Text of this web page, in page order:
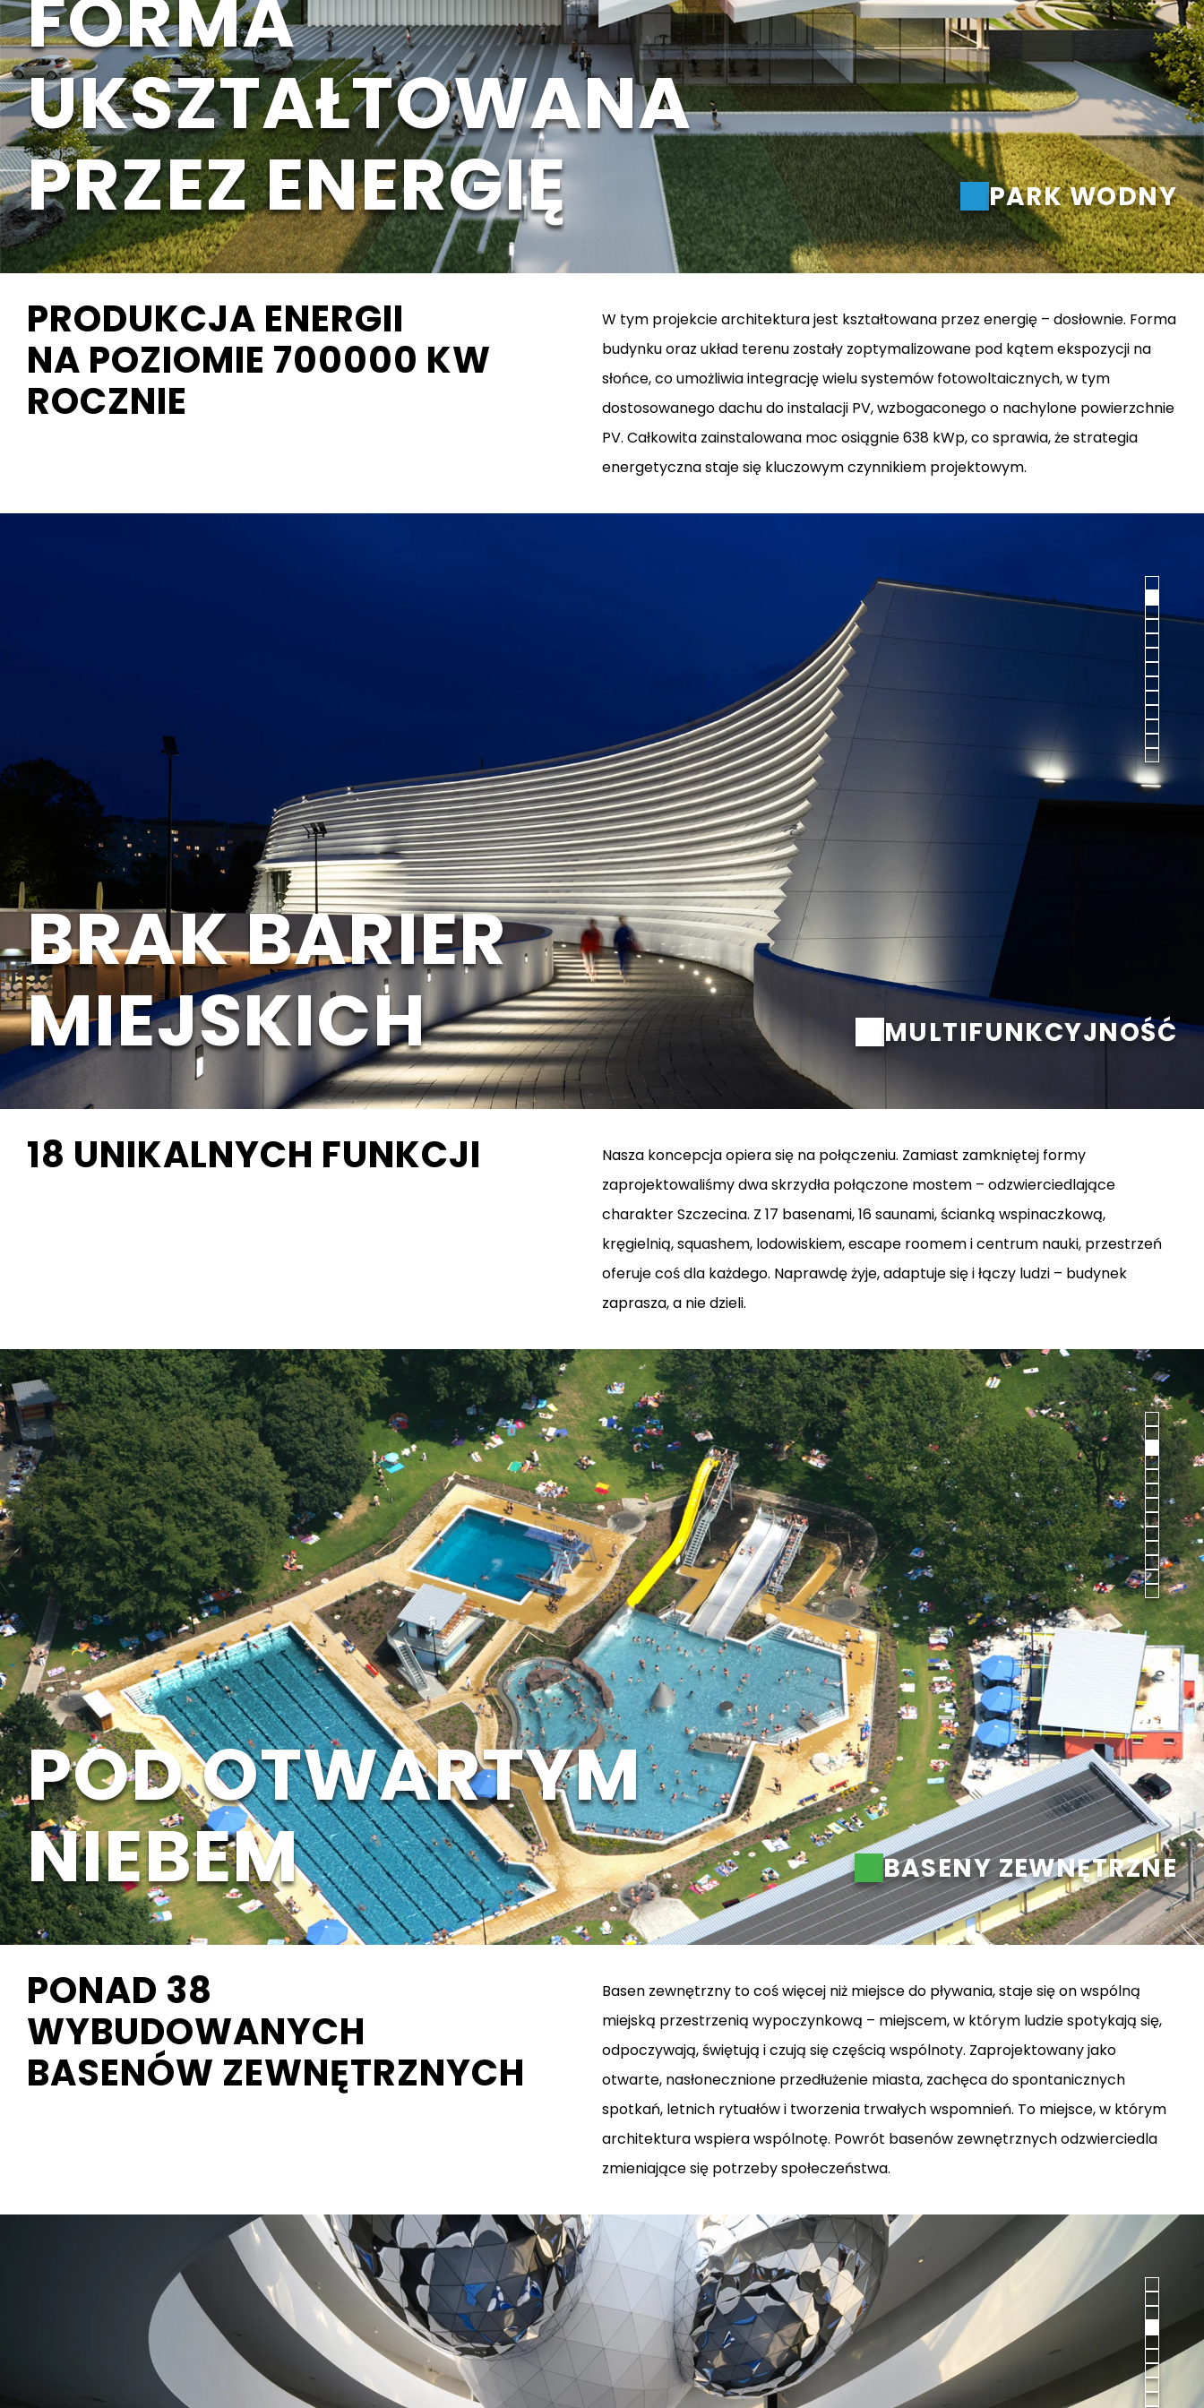
Saunaria, SPA i wellness
PFU i doradztwo
Edukacja
Domy premium
Rewitalizacja
FORMA
UKSZTAŁTOWANA
PRZEZ ENERGIĘ
PARK WODNY
PRODUKCJA ENERGII
NA POZIOMIE 700000 KW
ROCZNIE
W tym projekcie architektura jest kształtowana przez energię – dosłownie. Forma
budynku oraz układ terenu zostały zoptymalizowane pod kątem ekspozycji na
słońce, co umożliwia integrację wielu systemów fotowoltaicznych, w tym
dostosowanego dachu do instalacji PV, wzbogaconego o nachylone powierzchnie
PV. Całkowita zainstalowana moc osiągnie 638 kWp, co sprawia, że strategia
energetyczna staje się kluczowym czynnikiem projektowym.
BRAK BARIER
MIEJSKICH
MULTIFUNKCYJNOŚĆ
18 UNIKALNYCH FUNKCJI
Nasza koncepcja opiera się na połączeniu. Zamiast zamkniętej formy
zaprojektowaliśmy dwa skrzydła połączone mostem – odzwierciedlające
charakter Szczecina. Z 17 basenami, 16 saunami, ścianką wspinaczkową,
kręgielnią, squashem, lodowiskiem, escape roomem i centrum nauki, przestrzeń
oferuje coś dla każdego. Naprawdę żyje, adaptuje się i łączy ludzi – budynek
zaprasza, a nie dzieli.
POD OTWARTYM
NIEBEM
BASENY ZEWNĘTRZNE
PONAD 38
WYBUDOWANYCH
BASENÓW ZEWNĘTRZNYCH
Basen zewnętrzny to coś więcej niż miejsce do pływania, staje się on wspólną
miejską przestrzenią wypoczynkową – miejscem, w którym ludzie spotykają się,
odpoczywają, świętują i czują się częścią wspólnoty. Zaprojektowany jako
otwarte, nasłonecznione przedłużenie miasta, zachęca do spontanicznych
spotkań, letnich rytuałów i tworzenia trwałych wspomnień. To miejsce, w którym
architektura wspiera wspólnotę. Powrót basenów zewnętrznych odzwierciedla
zmieniające się potrzeby społeczeństwa.